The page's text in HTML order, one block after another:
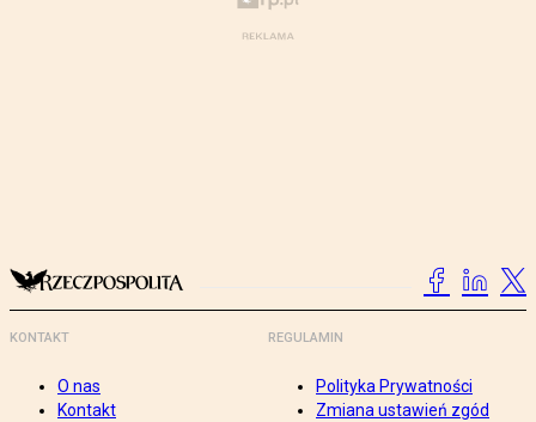
KONTAKT
O nas
Kontakt
REGULAMIN
Polityka Prywatności
Zmiana ustawień zgód